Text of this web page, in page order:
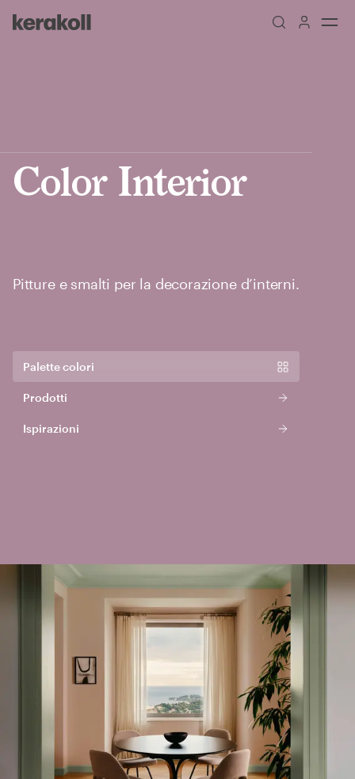
Go to Homepage
Color Interior
Pitture e smalti per la decorazione d’interni.
Palette colori
Prodotti
Ispirazioni